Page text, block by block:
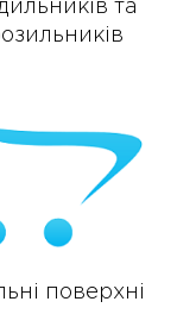
та
поверхні